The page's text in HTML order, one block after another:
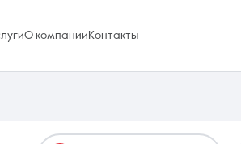
О компании Контакты